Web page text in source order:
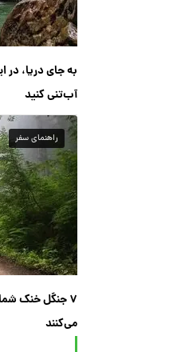
به جای دریا،
آب‌تنی کنید
راهنمای سفر
۷ جنگل خنک
می‌کنند